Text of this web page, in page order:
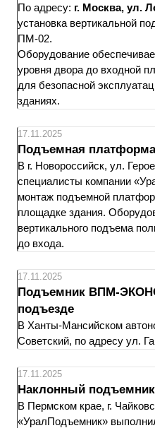
По адресу: г. Москва, ул.
установка вертикальной
ПМ-02.
Оборудование
уровня двора до входной
для безопасной
зданиях.
17.11.2025
Подъемная
В г. Новороссийск, ул.
специалисты компании
монтаж подъемной
площадке здания.
вертикального подъема
до входа.
17.11.2025
Подъемник ВПМ-
подъезде
В Ханты-Мансийском
Советский, по адресу ул.
17.11.2025
Наклонный
В Пермском крае, г.
«УралПодъемник»